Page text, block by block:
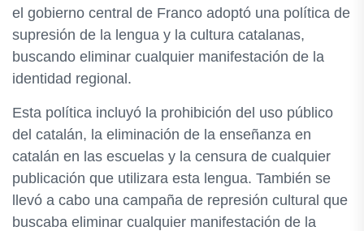
el gobierno central de Franco adoptó una política de
supresión de la lengua y la cultura catalanas,
buscando eliminar cualquier manifestación de la
identidad regional.
Esta política incluyó la prohibición del uso público
del catalán, la eliminación de la enseñanza en
catalán en las escuelas y la censura de cualquier
publicación que utilizara esta lengua. También se
llevó a cabo una campaña de represión cultural que
buscaba eliminar cualquier manifestación de la